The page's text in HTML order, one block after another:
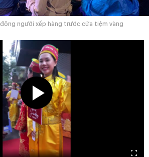
người xếp hàng trước cửa tiệm vàng